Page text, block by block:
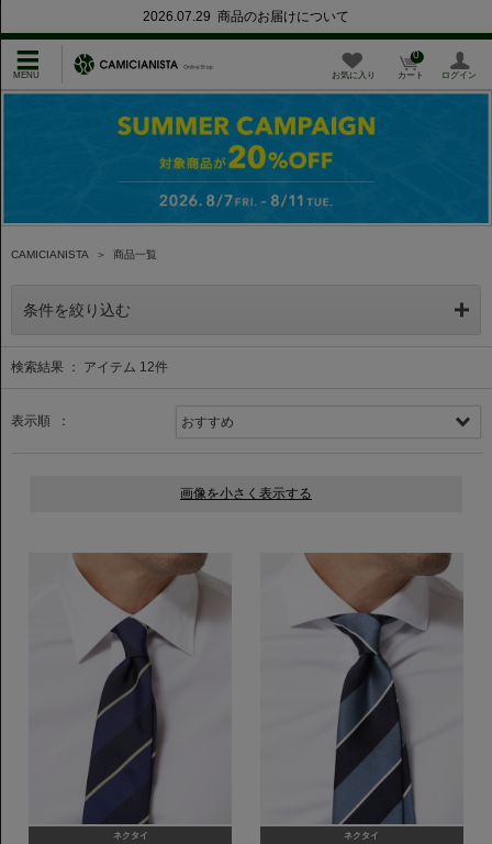
2026.07.29 商品のお届けについて
お気に入り カート
0
ログイン
CAMICIANISTA ＞ 商品一覧
条件を絞り込む
検索結果 ： アイテム 12件
表示順 ：
ネクタイ ネクタイ